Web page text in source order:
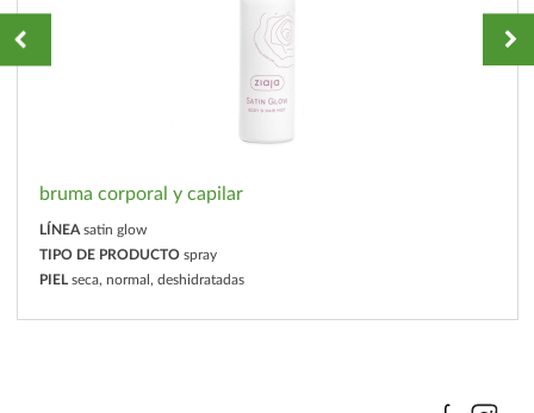
bruma corporal y capilar
LÍNEA satin glow
TIPO DE PRODUCTO spray
PIEL seca, normal, deshidratadas